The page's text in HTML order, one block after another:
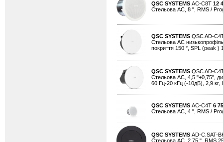
QSC SYSTEMS AC-C8T 12
Стельова АС, 8 ", RMS /
QSC SYSTEMS QSC AD-
Стельова АС
покриття 150 °, SPL (peak )
QSC SYSTEMS QSC AD-
Стельова АС, 4,5 "+0,75",
60 Гц-20 кГц (-10дБ), 2,9 кг,
QSC SYSTEMS AC-C4T 6
Стельова АС, 4 ", RMS /
QSC SYSTEMS AD-C.SAT-
Стельова АС, 2,75 ", RMS